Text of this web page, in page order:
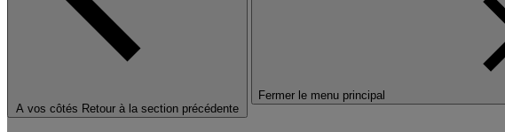
A vos côtés Retour à la section précédente
Fermer le menu principal